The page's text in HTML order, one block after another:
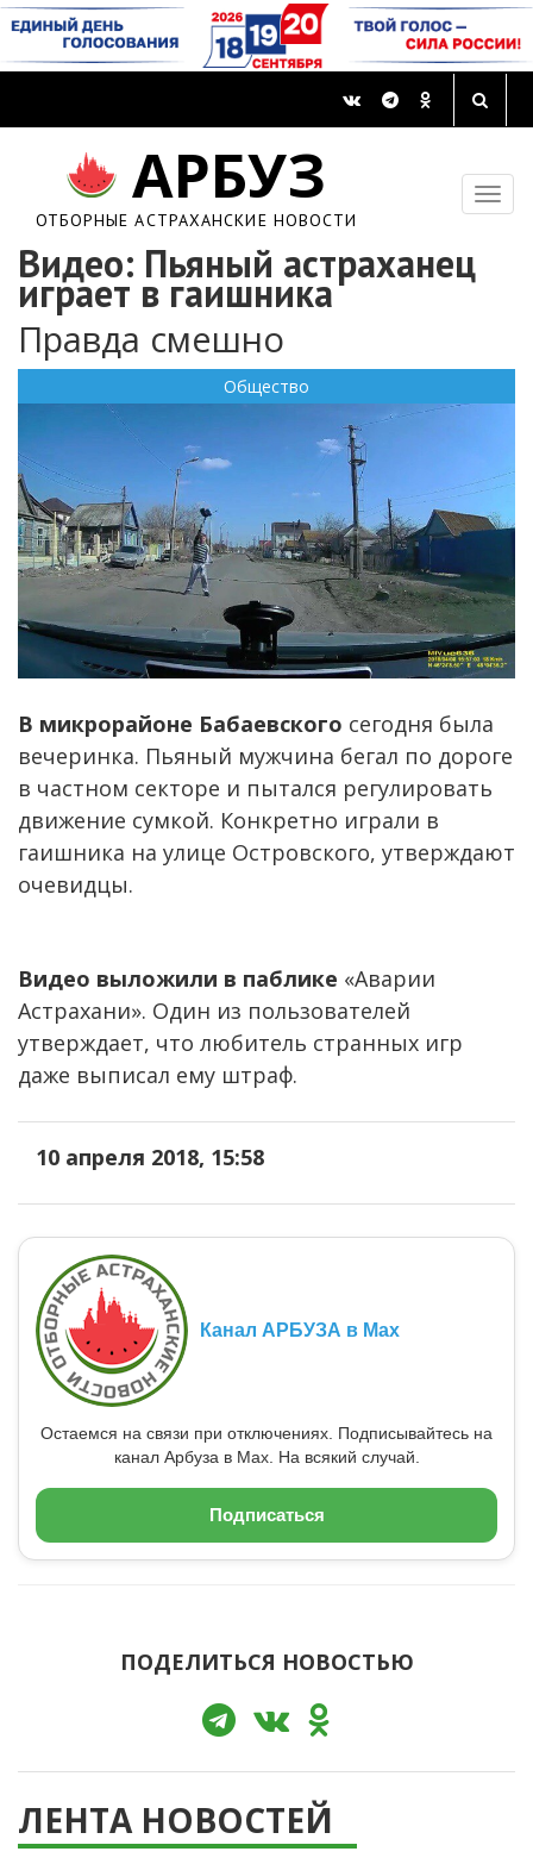
АРБУЗ
ОТБОРНЫЕ АСТРАХАНСКИЕ НОВОСТИ
Видео: Пьяный астраханец
играет в гаишника
Правда смешно
Общество
В микрорайоне Бабаевского сегодня была
вечеринка. Пьяный мужчина бегал по дороге
в частном секторе и пытался регулировать
движение сумкой. Конкретно играли в
гаишника на улице Островского, утверждают
очевидцы.
Видео выложили в паблике «Аварии
Астрахани». Один из пользователей
утверждает, что любитель странных игр
даже выписал ему штраф.
10 апреля 2018, 15:58
Канал АРБУЗА в Max
Остаемся на связи при отключениях. Подписывайтесь на
канал Арбуза в Max. На всякий случай.
Подписаться
ПОДЕЛИТЬСЯ НОВОСТЬЮ
ЛЕНТА НОВОСТЕЙ